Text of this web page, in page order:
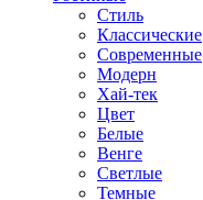
Стиль
Классические
Современные
Модерн
Хай-тек
Цвет
Белые
Венге
Светлые
Темные